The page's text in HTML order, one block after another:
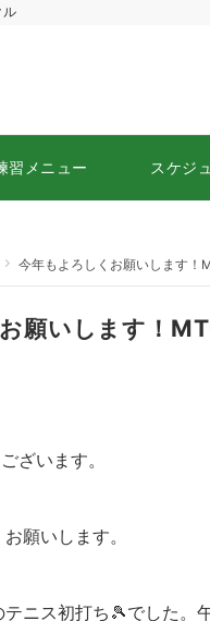
ル
習メニュー スケジ
今年もよろしくお願いします！
願いします！
ざいます。
願いします。
ニス初打ち🎾でした。